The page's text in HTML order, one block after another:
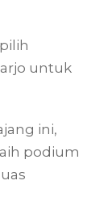
untuk
ini,
podium